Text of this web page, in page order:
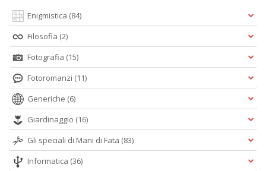
Enigmistica (84)
Filosofia (2)
Fotografia (15)
Fotoromanzi (11)
Generiche (6)
Giardinaggio (16)
Gli speciali di Mani di Fata (83)
Informatica (36)